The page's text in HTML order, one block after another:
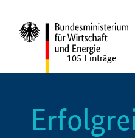
105 Einträge